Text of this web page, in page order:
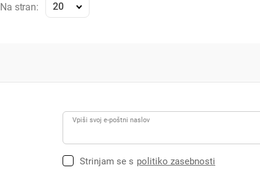
Na stran: 20
Vpiši svoj e-poštni naslov
Strinjam se s politiko zasebnosti